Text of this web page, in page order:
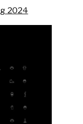
2024